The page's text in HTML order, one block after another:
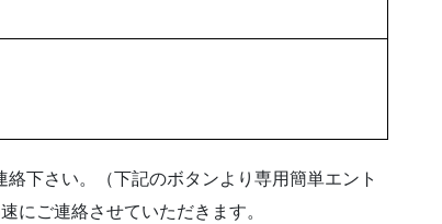
下さい。（下記のボタンより専用簡単エント
にご連絡させていただきます。